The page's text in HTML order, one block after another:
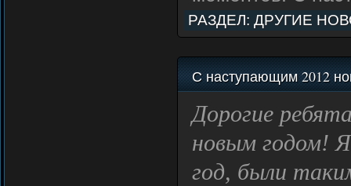
РАЗДЕЛ: ДРУГИЕ
С наступающим 2012
Дорогие
новым годом!
год, были